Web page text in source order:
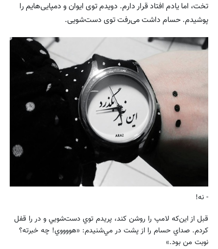
تخت، اما یادم افتاد قرار دارم. دویدم توی ایوان و دمپایی‌هایم را
پوشیدم. حسام داشت می‌رفت توی دست‌شویی.
- نه!
قبل از اين‌که لامپ را روشن کند، پريدم توي دست‌شويي و در را قفل
کردم. صداي حسام را از پشت در مي‌شنيدم: «هووووي! چه خبرته؟
نوبت من بود.»